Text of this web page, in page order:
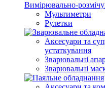
Вимірювально-
Мультиметри
Рулетки
Аксесуари та
устаткування
Зварювальні
Зварювальні